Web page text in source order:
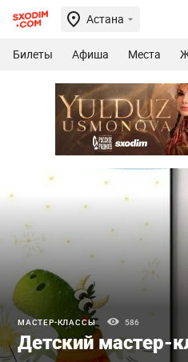
Астана
Билеты Афиша Места
МАСТЕР-КЛАССЫ 586
Детский мастер-